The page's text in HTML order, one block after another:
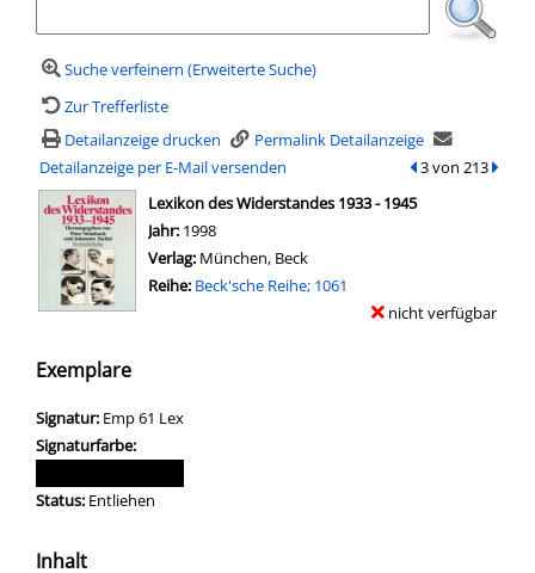
Suche verfeinern (Erweiterte Suche)
Zur Trefferliste
Detailanzeige drucken
Permalink Detailanzeige
Detailanzeige per E-Mail versenden
zum vorherigen
3 von 213zum
wird in neuem Tab geöffnet
Lexikon des Widerstandes 1933 - 1945
Suche nach diesem Verfasser
Jahr: 1998
Verlag: München, Beck
Reihe: Beck'sche Reihe; 1061
nicht verfügbar
Exemplare
Signatur: Emp 61 Lex
Signaturfarbe:
Status: Entliehen
Inhalt